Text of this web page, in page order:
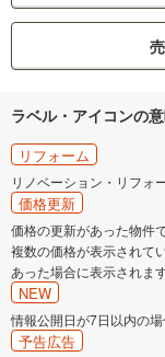
ラベル・アイコンの
リフォーム
リノベーション・リフォ
価格更新
価格の更新があった物件で
複数の価格が表示されて
あった場合に表示されます
NEW
情報公開日が7日以内の場
予告広告